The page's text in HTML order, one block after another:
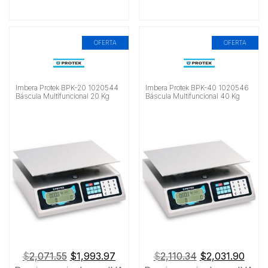
OFERTA
Imbera Protek BPK-20 1020544
Báscula Multifuncional 20 Kg
$2,071.55 El
$1,993.97El
OFERTA
Imbera Protek BPK-40 1020546
Báscula Multifuncional 40 Kg
$2,110.34 El
$2,031.90El